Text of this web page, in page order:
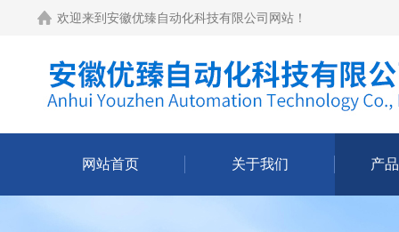
欢迎来到 安徽优臻自动化科技有限公司网站 ！
网站首页 关于我们 产